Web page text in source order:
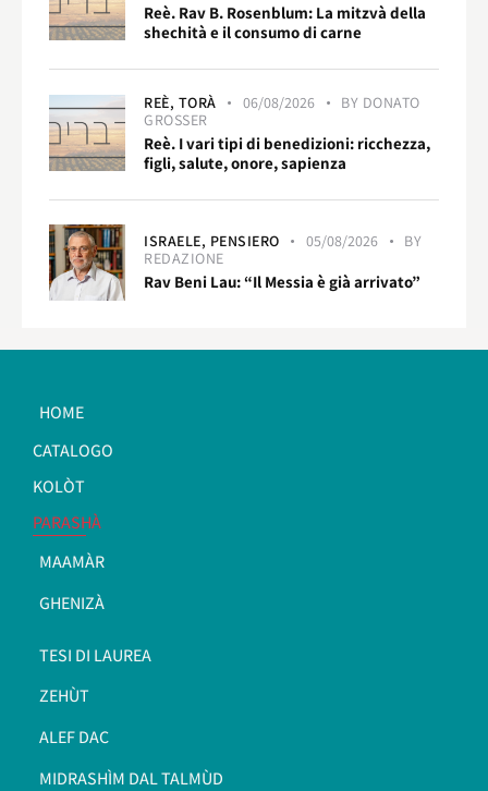
Reè. Rav B. Rosenblum: La mitzvà della
shechità e il consumo di carne
REÈ, TORÀ 06/08/2026 BY DONATO
GROSSER
Reè. I vari tipi di benedizioni: ricchezza,
figli, salute, onore, sapienza
ISRAELE, PENSIERO 05/08/2026
BY
REDAZIONE
Rav Beni Lau: “Il Messia è già arrivato”
HOME
CATALOGO
KOLÒT
PARASHÀ
MAAMÀR
GHENIZÀ
TESI DI LAUREA
ZEHÙT
ALEF DAC
MIDRASHÌM DAL TALMÙD